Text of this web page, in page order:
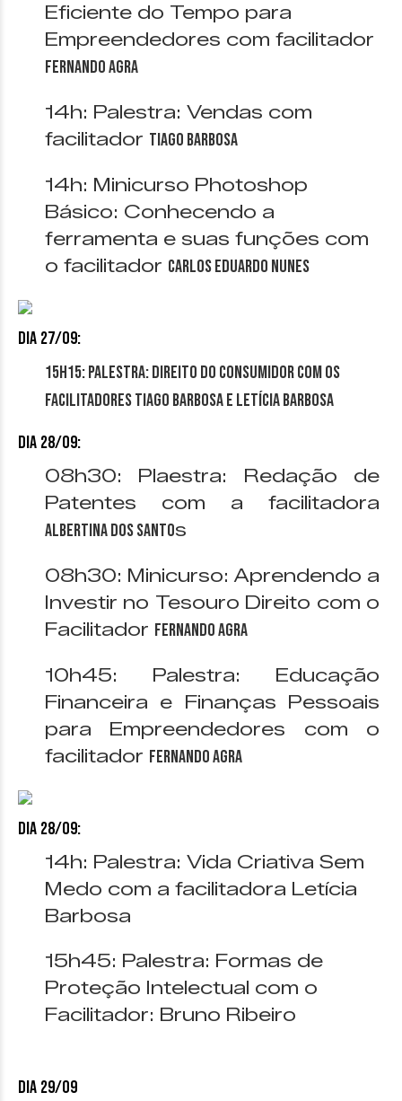
Eficiente do Tempo para
Empreendedores com facilitador
Fernando Agra
14h: Palestra: Vendas com
facilitador Tiago Barbosa
14h: Minicurso Photoshop
Básico: Conhecendo a
ferramenta e suas funções com
o facilitador Carlos Eduardo Nunes
Dia 27/09:
15h15: Palestra: Direito do Consumidor com os
Facilitadores Tiago Barbosa e Letícia Barbosa
Dia 28/09:
08h30: Plaestra: Redação de
Patentes com a facilitadora
Albertina dos Santos
08h30: Minicurso: Aprendendo a
Investir no Tesouro Direito com o
Facilitador Fernando Agra
10h45: Palestra: Educação
Financeira e Finanças Pessoais
para Empreendedores com o
facilitador Fernando Agra
Dia 28/09:
14h: Palestra: Vida Criativa Sem
Medo com a facilitadora Letícia
Barbosa
15h45: Palestra: Formas de
Proteção Intelectual com o
Facilitador: Bruno Ribeiro
Dia 29/09